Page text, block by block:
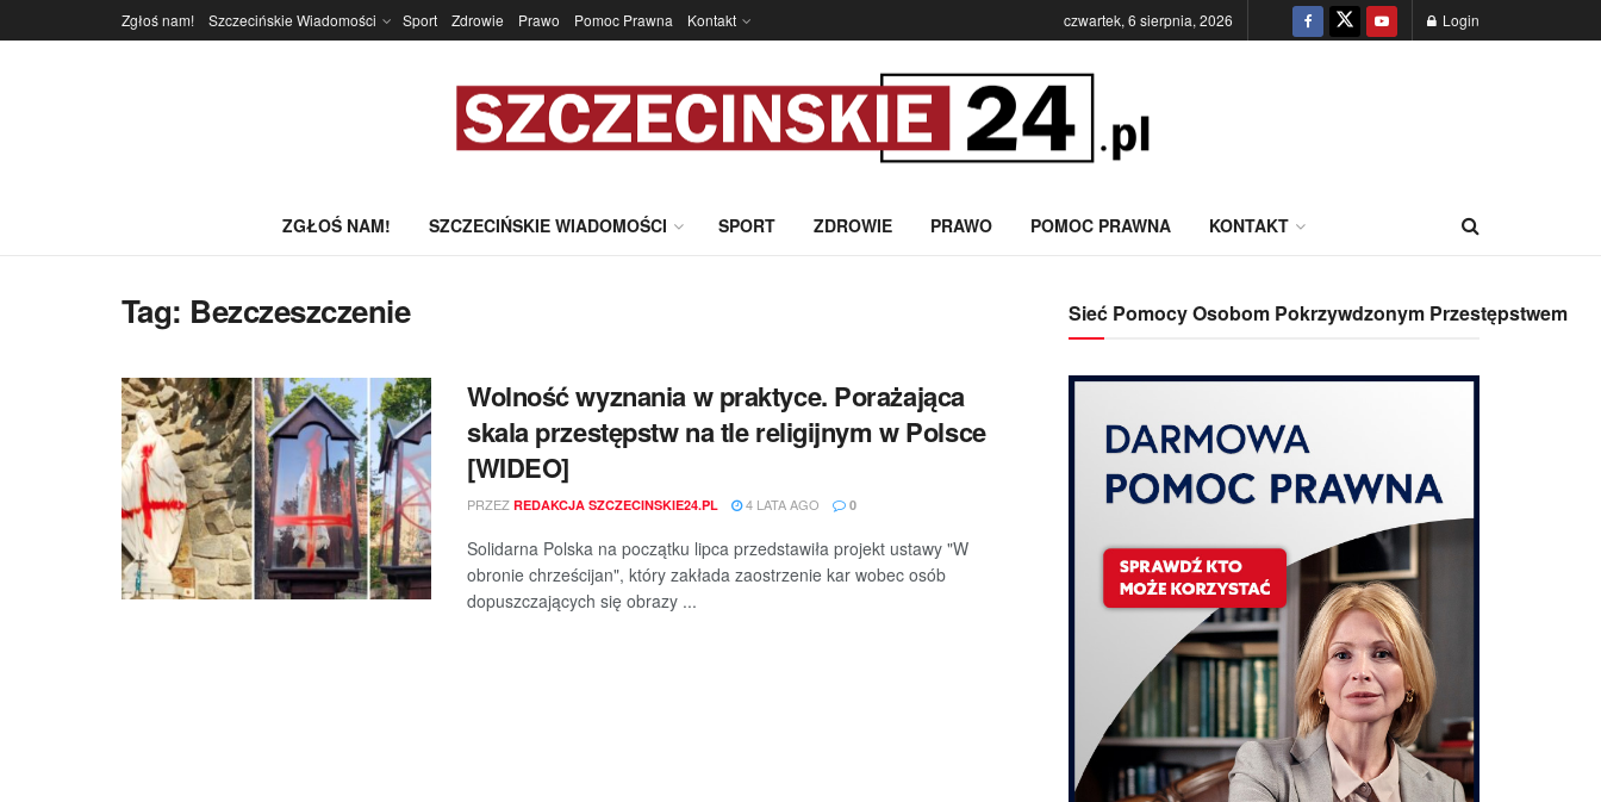
Zgłoś nam! Szczecińskie Wiadomości Sport Zdrowie Prawo Pomoc Prawna Kontakt czwartek, 6 sierpnia, 2026 Login
ZGŁOŚ NAM! SZCZECIŃSKIE WIADOMOŚCI SPORT ZDROWIE PRAWO POMOC PRAWNA KONTAKT
Tag: Bezczeszczenie
Wolność wyznania w praktyce. Porażająca
skala przestępstw na tle religijnym w Polsce
[WIDEO]
PRZEZ REDAKCJA SZCZECINSKIE24.PL 4 LATA AGO 0
Solidarna Polska na początku lipca przedstawiła projekt ustawy "W
obronie chrześcijan", który zakłada zaostrzenie kar wobec osób
dopuszczających się obrazy ...
Sieć Pomocy Osobom Pokrzywdzonym Przestępstwem